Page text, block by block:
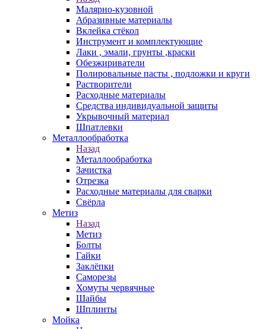
Малярно-кузовной
Абразивные материалы
Вклейка стёкол
Инструмент и комплектующие
Лаки , эмали, грунты ,краски
Обезжириватели
Полировальные пасты , подложки и круги
Растворители
Расходные материалы
Средства индивидуальной защиты
Укрывочный материал
Шпатлевки
Металлообработка
Назад
Металлообработка
Зачистка
Отрезка
Расходные материалы для сварки
Свёрла
Метиз
Назад
Метиз
Болты
Гайки
Заклёпки
Саморезы
Хомуты червячные
Шайбы
Шплинты
Мойка